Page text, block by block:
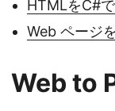
HTMLをC#
Web ページ
Web to